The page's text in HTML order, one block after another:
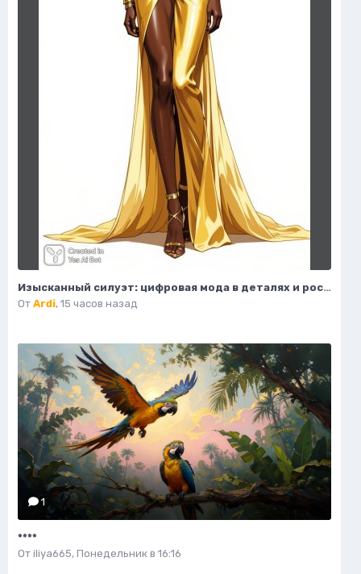
Изысканный силуэт: цифровая мода в деталях и роскошные акценты высокой моды. Нейронная сеть Flux Ai
От Ardi, 15 часов назад
1
****
От iliya665, Понедельник в 16:16